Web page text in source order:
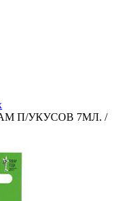
П/УКУСОВ 7МЛ. /